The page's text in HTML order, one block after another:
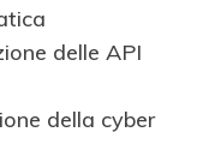
delle API
della cyber